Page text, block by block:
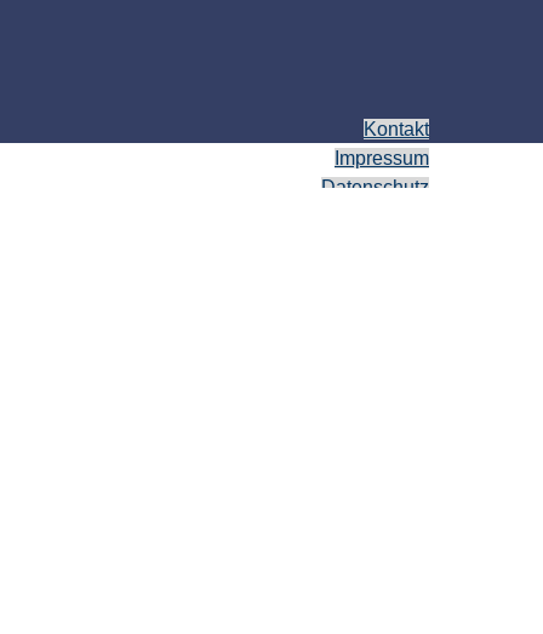
Kontakt
Impressum
Datenschutz